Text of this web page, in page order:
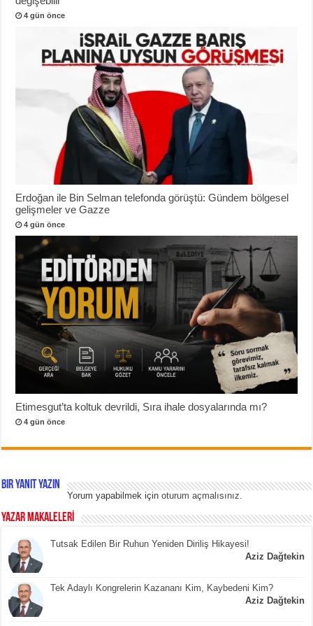
4 gün önce
Erdoğan ile Bin Selman telefonda görüştü: Gündem bölgesel
gelişmeler ve Gazze
4 gün önce
Etimesgut’ta koltuk devrildi, Sıra ihale dosyalarında mı?
4 gün önce
Bir yanıt yazın
Yorum yapabilmek içinoturum açmalısınız.
YAZAR MAKALELERİ
Tutsak Edilen Bir Ruhun Yeniden Diriliş Hikayesi!
Aziz Dağtekin
Tek Adaylı Kongrelerin Kazananı Kim, Kaybedeni Kim?
Aziz Dağtekin